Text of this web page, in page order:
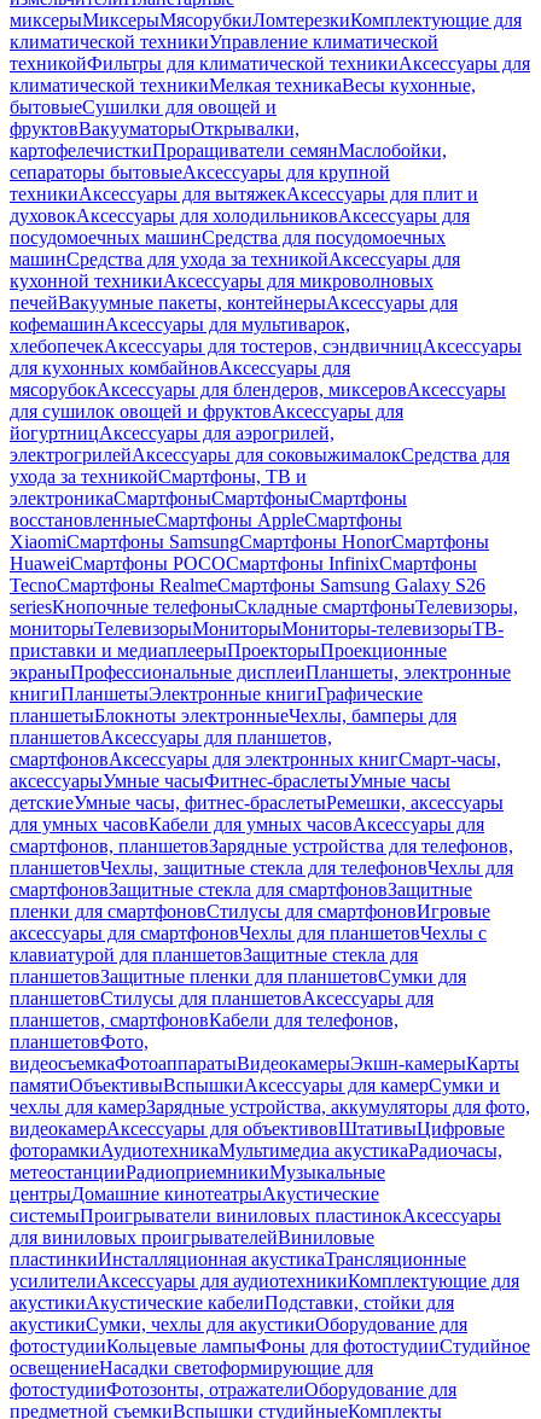
миксерыМиксерыМясорубкиЛомтерезкиКомплектующие для
климатической техникиУправление климатической
техникойФильтры для климатической техникиАксессуары для
климатической техникиМелкая техникаВесы кухонные,
бытовыеСушилки для овощей и
фруктовВакууматорыОткрывалки,
картофелечисткиПроращиватели семянМаслобойки,
сепараторы бытовыеАксессуары для крупной
техникиАксессуары для вытяжекАксессуары для плит и
духовокАксессуары для холодильниковАксессуары для
посудомоечных машинСредства для посудомоечных
машинСредства для ухода за техникойАксессуары для
кухонной техникиАксессуары для микроволновых
печейВакуумные пакеты, контейнерыАксессуары для
кофемашинАксессуары для мультиварок,
хлебопечекАксессуары для тостеров, сэндвичницАксессуары
для кухонных комбайновАксессуары для
мясорубокАксессуары для блендеров, миксеровАксессуары
для сушилок овощей и фруктовАксессуары для
йогуртницАксессуары для аэрогрилей,
электрогрилейАксессуары для соковыжималокСредства для
ухода за техникойСмартфоны, ТВ и
электроникаСмартфоныСмартфоныСмартфоны
восстановленныеСмартфоны AppleСмартфоны
XiaomiСмартфоны SamsungСмартфоны HonorСмартфоны
HuaweiСмартфоны POCOСмартфоны InfinixСмартфоны
TecnoСмартфоны RealmeСмартфоны Samsung Galaxy S26
seriesКнопочные телефоныСкладные смартфоныТелевизоры,
мониторыТелевизорыМониторыМониторы-телевизорыТВ-
приставки и медиаплеерыПроекторыПроекционные
экраныПрофессиональные дисплеиПланшеты, электронные
книгиПланшетыЭлектронные книгиГрафические
планшетыБлокноты электронныеЧехлы, бамперы для
планшетовАксессуары для планшетов,
смартфоновАксессуары для электронных книгСмарт-часы,
аксессуарыУмные часыФитнес-браслетыУмные часы
детскиеУмные часы, фитнес-браслетыРемешки, аксессуары
для умных часовКабели для умных часовАксессуары для
смартфонов, планшетовЗарядные устройства для телефонов,
планшетовЧехлы, защитные стекла для телефоновЧехлы для
смартфоновЗащитные стекла для смартфоновЗащитные
пленки для смартфоновСтилусы для смартфоновИгровые
аксессуары для смартфоновЧехлы для планшетовЧехлы с
клавиатурой для планшетовЗащитные стекла для
планшетовЗащитные пленки для планшетовСумки для
планшетовСтилусы для планшетовАксессуары для
планшетов, смартфоновКабели для телефонов,
планшетовФото,
видеосъемкаФотоаппаратыВидеокамерыЭкшн-камерыКарты
памятиОбъективыВспышкиАксессуары для камерСумки и
чехлы для камерЗарядные устройства, аккумуляторы для фото,
видеокамерАксессуары для объективовШтативыЦифровые
фоторамкиАудиотехникаМультимедиа акустикаРадиочасы,
метеостанцииРадиоприемникиМузыкальные
центрыДомашние кинотеатрыАкустические
системыПроигрыватели виниловых пластинокАксессуары
для виниловых проигрывателейВиниловые
пластинкиИнсталляционная акустикаТрансляционные
усилителиАксессуары для аудиотехникиКомплектующие для
акустикиАкустические кабелиПодставки, стойки для
акустикиСумки, чехлы для акустикиОборудование для
фотостудииКольцевые лампыФоны для фотостудииСтудийное
освещениеНасадки светоформирующие для
фотостудииФотозонты, отражателиОборудование для
предметной съемкиВспышки студийныеКомплекты